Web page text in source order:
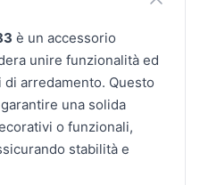
è un accessorio
unire funzionalità ed
arredamento. Questo
una solida
o funzionali,
stabilità e